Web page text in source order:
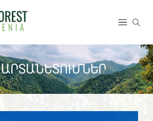
ԱՐՏԱՆԵՏՈՒՄՆԵՐ